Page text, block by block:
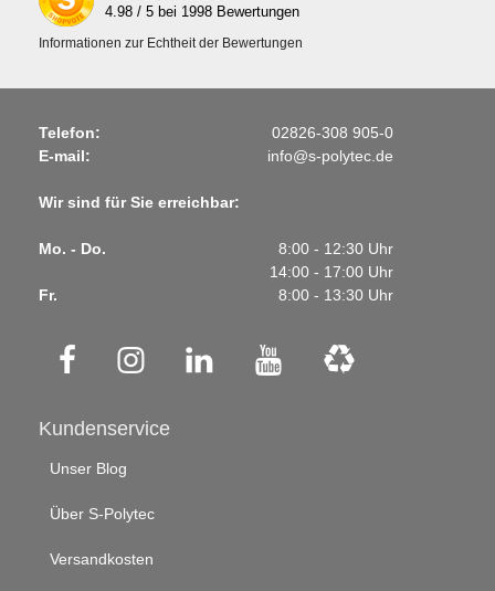
4.98 / 5 bei 1998 Bewertungen
Informationen zur Echtheit der Bewertungen
Telefon:
02826-308 905-0
E-mail:
info@s-polytec.de
Wir sind für Sie erreichbar:
Mo. - Do.
8:00 - 12:30 Uhr
14:00 - 17:00 Uhr
Fr.
8:00 - 13:30 Uhr
Kundenservice
Unser Blog
Über S-Polytec
Versandkosten